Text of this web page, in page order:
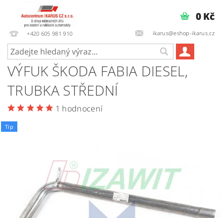
+420 605 981 910 ikarus@eshop-ikarus.cz
0 Kč
VÝFUK ŠKODA FABIA DIESEL,
TRUBKA STŘEDNÍ
1 hodnocení
Tip